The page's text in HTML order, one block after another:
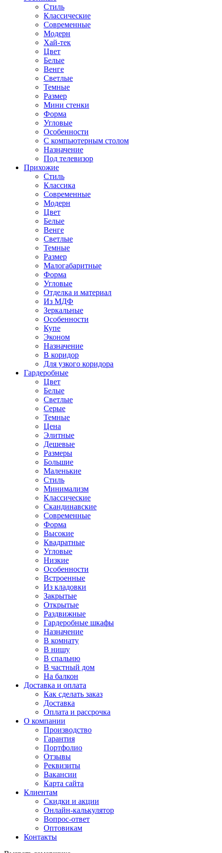
Стиль
Классические
Современные
Модерн
Хай-тек
Цвет
Белые
Венге
Светлые
Темные
Размер
Мини стенки
Форма
Угловые
Особенности
С компьютерным столом
Назначение
Под телевизор
Прихожие
Стиль
Классика
Современные
Модерн
Цвет
Белые
Венге
Светлые
Темные
Размер
Малогабаритные
Форма
Угловые
Отделка и материал
Из МДФ
Зеркальные
Особенности
Купе
Эконом
Назначение
В коридор
Для узкого коридора
Гардеробные
Цвет
Белые
Светлые
Серые
Темные
Цена
Элитные
Дешевые
Размеры
Большие
Маленькие
Стиль
Минимализм
Классические
Скандинавские
Современные
Форма
Высокие
Квадратные
Угловые
Низкие
Особенности
Встроенные
Из кладовки
Закрытые
Открытые
Раздвижные
Гардеробные шкафы
Назначение
В комнату
В нишу
В спальню
В частный дом
На балкон
Доставка и оплата
Как сделать заказ
Доставка
Оплата и рассрочка
О компании
Производство
Гарантия
Портфолио
Отзывы
Реквизиты
Вакансии
Карта сайта
Клиентам
Скидки и акции
Онлайн-калькулятор
Вопрос-ответ
Оптовикам
Контакты